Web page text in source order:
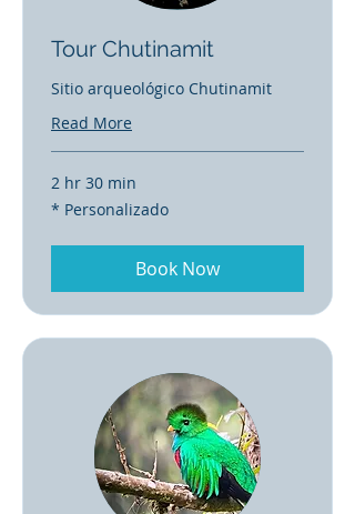
Tour Chutinamit
Sitio arqueológico Chutinamit
Read More
2 hr 30 min
*
Personalizado
* Personalizado
Book Now